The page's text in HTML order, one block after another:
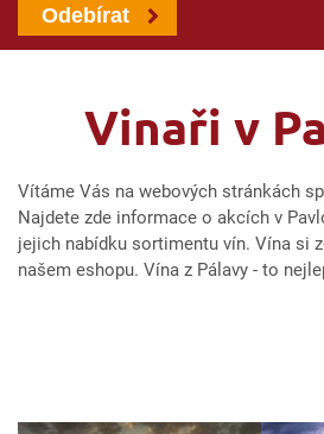
Odebírat
Vinaři v
Vítáme Vás na webových stránkách
Najdete zde informace o akcích v
jejich nabídku sortimentu vín. Vína si
našem eshopu. Vína z Pálavy - to